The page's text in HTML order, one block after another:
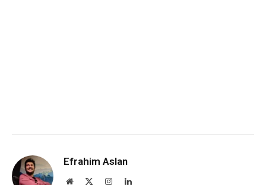
Efrahim Aslan
Website InstagramLinkedIn